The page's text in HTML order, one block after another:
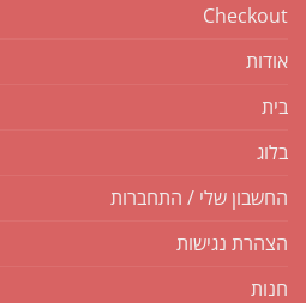
Checkout
אודות
בית
בלוג
החשבון שלי / התחברות
הצהרת נגישות
חנות